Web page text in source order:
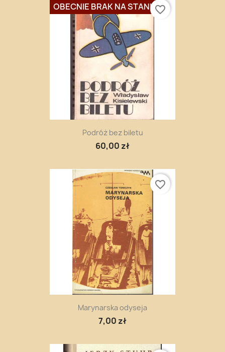
Podróż bez biletu
60,00 zł
OBECNIE BRAK NA STANIEfavorite_border
Marynarska odyseja
7,00 zł
favorite_border